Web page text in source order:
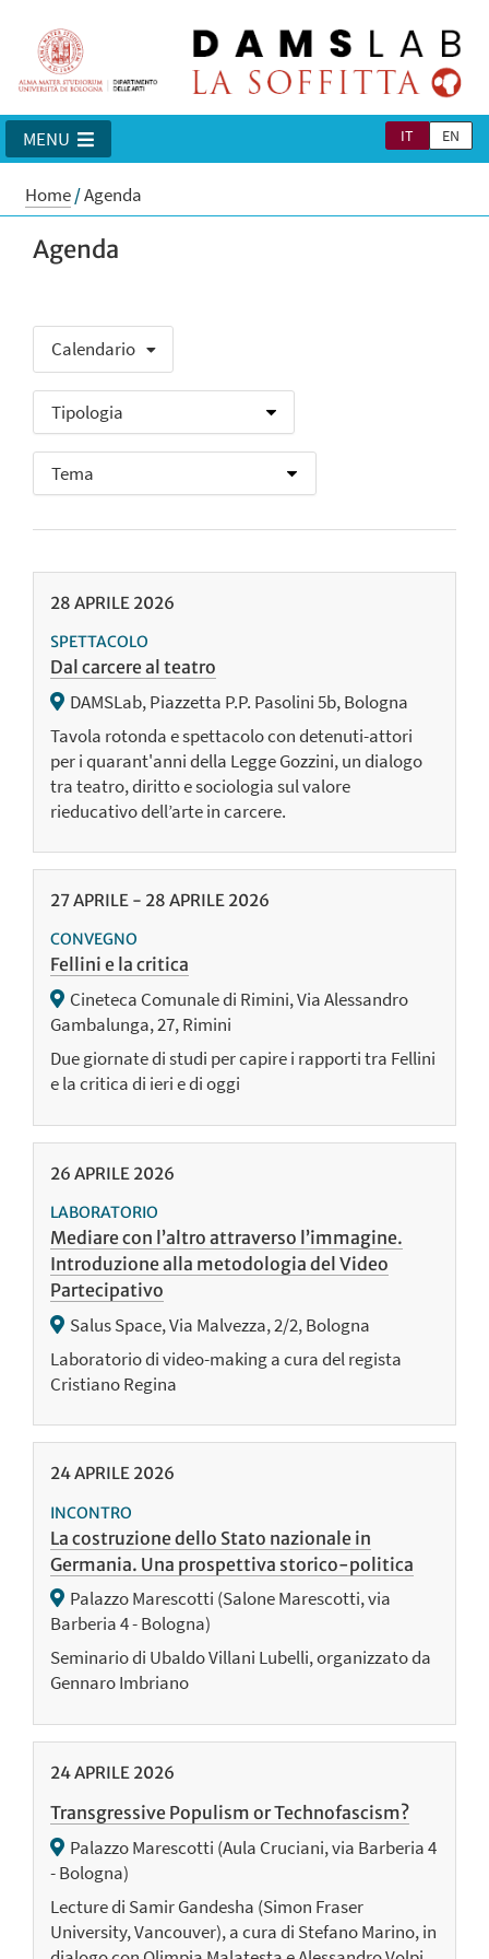
IT EN
MENU
Home/Agenda
Agenda
Calendario
28 APRILE 2026
SPETTACOLO
Dal carcere al teatro
DAMSLab, Piazzetta P.P. Pasolini 5b, Bologna
Tavola rotonda e spettacolo con detenuti-attori
per i quarant'anni della Legge Gozzini, un dialogo
tra teatro, diritto e sociologia sul valore
rieducativo dell’arte in carcere.
27APRILE - 28 APRILE 2026
CONVEGNO
Fellini e la critica
Cineteca Comunale di Rimini, Via Alessandro
Gambalunga, 27, Rimini
Due giornate di studi per capire i rapporti tra Fellini
e la critica di ieri e di oggi
26 APRILE 2026
LABORATORIO
Mediare con l’altro attraverso l’immagine.
Introduzione alla metodologia del Video
Partecipativo
Salus Space, Via Malvezza, 2/2, Bologna
Laboratorio di video-making a cura del regista
Cristiano Regina
24APRILE 2026
INCONTRO
La costruzione dello Stato nazionale in
Germania. Una prospettiva storico-politica
Palazzo Marescotti (Salone Marescotti, via
Barberia 4 - Bologna)
Seminario di Ubaldo Villani Lubelli, organizzato da
Gennaro Imbriano
24APRILE 2026
Transgressive Populism or Technofascism?
Palazzo Marescotti (Aula Cruciani, via Barberia 4
- Bologna)
Lecture di Samir Gandesha (Simon Fraser
University, Vancouver), a cura di Stefano Marino, in